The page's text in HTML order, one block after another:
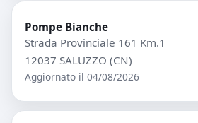
Pompe Bianche
Strada Provinciale 161 Km.1
12037 SALUZZO (CN)
Aggiornato il 04/08/2026